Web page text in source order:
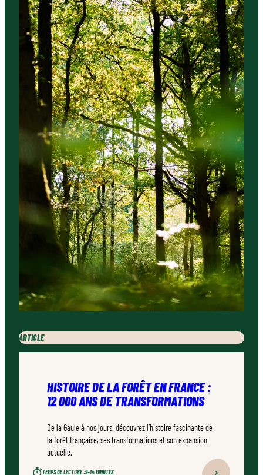
ARTICLE
HISTOIRE DE LA FORÊT EN FRANCE :
12 000 ANS DE TRANSFORMATIONS
De la Gaule à nos jours, découvrez l’histoire fascinante de
la forêt française, ses transformations et son expansion
actuelle.
TEMPS DE LECTURE :9–14 MINUTES